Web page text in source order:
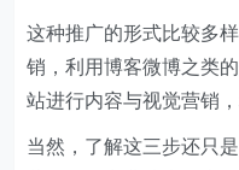
这种推广的形式比较多
销，利用博客微博之类
站进行内容与视觉营销
当然，了解这三步还只